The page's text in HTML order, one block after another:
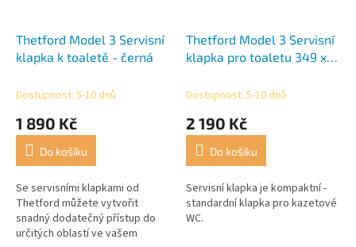
Thetford Model 3 Servisní
klapka k toaletě - černá
Dostupnost: 5-10 dnů
1 890 Kč
Do košíku
Se servisními klapkami od
Thetford můžete vytvořit
snadný dodatečný přístup do
určitých oblastí ve vašem
Thetford Model 3 Servisní
klapka pro toaletu 349 x
Dostupnost: 5-10 dnů
2 190 Kč
Do košíku
Servisní klapka je kompaktní -
standardní klapka pro kazetové
WC.